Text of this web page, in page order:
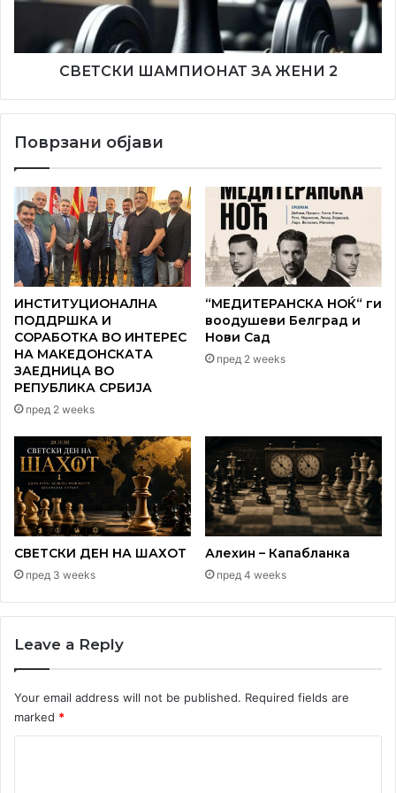
„Виолинистка“
(масло на платно, 70 x 50 см,
2016), со цел приходот од продажбата да биде наменет
за помош на семејствата на пациенти од Кочани кои се
на затворањето на изложбата на 30 мај ќе виде врачена
Манифестацијата ја отвори претседателката на
историчарот на уметноста, Здравко Вучетиќ, а на
присутните им се обратија и директорката на Музејот
СВЕТСКИ ШАМПИОНАТ ЗА ЖЕНИ 2
Поврзани објави
ИНСТИТУЦИОНАЛНА
ПОДДРШКА И
СОРАБОТКА ВО ИНТЕРЕС
НА МАКЕДОНСКАТА
ЗАЕДНИЦА ВО
РЕПУБЛИКА СРБИЈА
пред 2 weeks
“МЕДИТЕРАНСКА НОЌ“ ги
воодушеви Белград и
Нови Сад
пред 2 weeks
СВЕТСКИ ДЕН НА ШАХОТ
пред 3 weeks
Алехин – Капабланка
пред 4 weeks
Leave a Reply
Your email address will not be published. Required fields are
marked *